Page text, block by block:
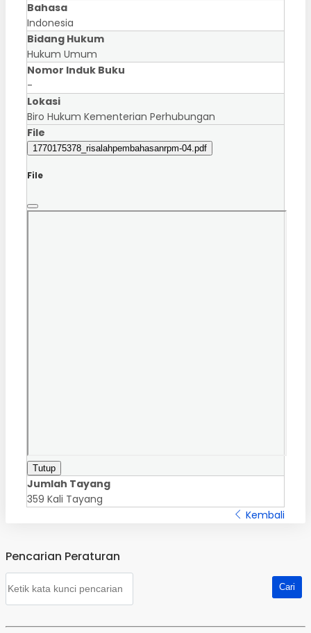
Bahasa
Indonesia
Bidang Hukum
Hukum Umum
Nomor Induk Buku
-
Lokasi
Biro Hukum Kementerian Perhubungan
File
1770175378_risalahpembahasanrpm-04.pdf
File
Tutup
Jumlah Tayang
359 Kali Tayang
Kembali
Pencarian Peraturan